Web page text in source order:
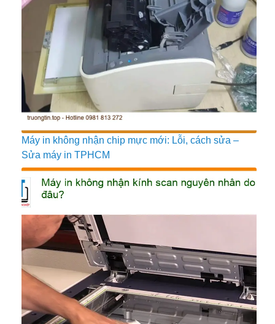
Máy in không nhận chip mực mới: Lỗi, cách sửa –
Sửa máy in TPHCM